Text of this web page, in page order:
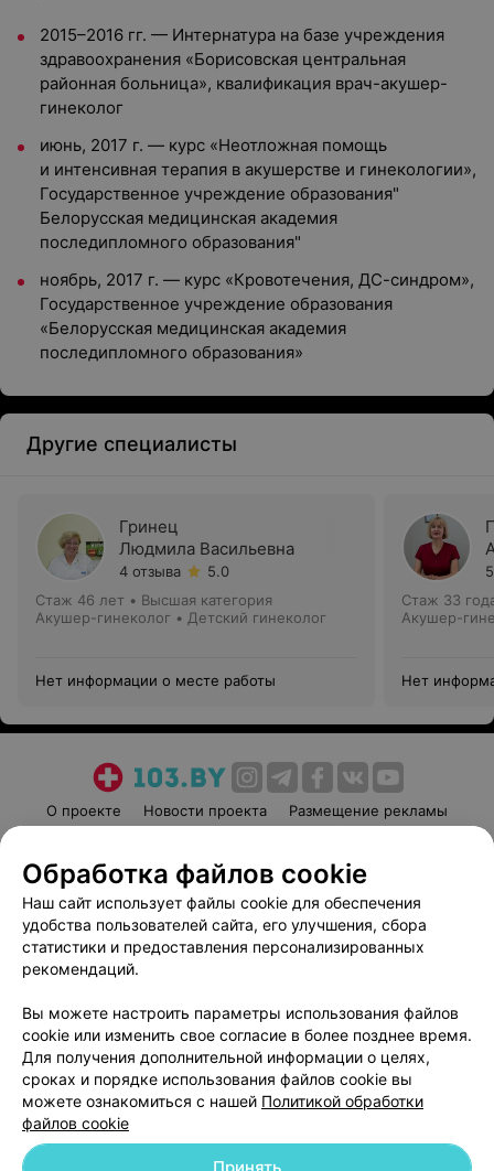
2015–2016 гг. — Интернатура на базе учреждения
здравоохранения «Борисовская центральная
районная больница», квалификация врач-акушер-
гинеколог
июнь, 2017 г. — курс «Неотложная помощь
и интенсивная терапия в акушерстве и гинекологии»,
Государственное учреждение образования"
Белорусская медицинская академия
последипломного образования"
ноябрь, 2017 г. — курс «Кровотечения, ДС-синдром»,
Государственное учреждение образования
«Белорусская медицинская академия
последипломного образования»
Другие специалисты
Гринец
Людмила Васильевна
4 отзыва
5.0
Стаж 46 лет • Высшая категория
Акушер-гинеколог • Детский гинеколог
Нет информации о месте работы
Стаж 33
Акушер-
Нет
О проекте Новости проекта
Размещение рекламы
Пользовательское соглашение
Способы оплаты
Вакансии
Партнеры
Написать руководителю 103.by
Обработка персональных данных
Обработка файлов cookie
Наш сайт использует файлы cookie для обеспечения
удобства пользователей сайта, его улучшения, сбора
статистики и предоставления персонализированных
рекомендаций.
Вы можете настроить параметры использования файлов
cookie или изменить свое согласие в более позднее время.
Для получения дополнительной информации о целях,
сроках и порядке использования файлов cookie вы
можете ознакомиться с нашей Политикой обработки
файлов cookie